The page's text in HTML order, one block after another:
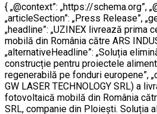
{ „@context”: „https://schema.org”,
„articleSection”: „Press Release”,
„headline”: „UZINEX livrează prima
mobilă din România către ARS
„alternativeHeadline”: „Soluția
construcție pentru proiectele
regenerabilă pe fonduri europene”,
GW LASER TECHNOLOGY SRL) a
fotovoltaică mobilă din România
SRL, companie din Ploiești. Soluția